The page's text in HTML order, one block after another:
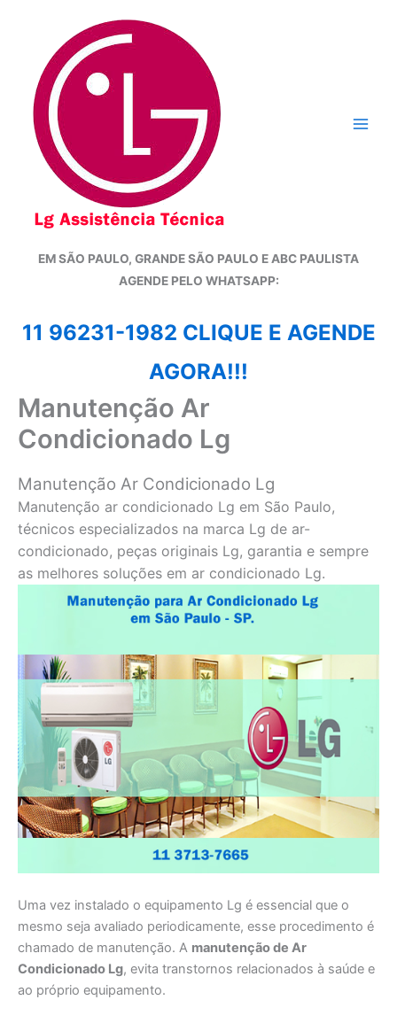
conteúdo
EM SÃO PAULO, GRANDE SÃO PAULO E ABC PAULISTA
AGENDE PELO WHATSAPP:
11 96231-1982 CLIQUE E AGENDE
AGORA!!!
Manutenção Ar
Condicionado Lg
Manutenção Ar Condicionado Lg
Manutenção ar condicionado Lg em São Paulo,
técnicos especializados na marca Lg de ar-
condicionado, peças originais Lg, garantia e sempre
as melhores soluções em ar condicionado Lg.
Uma vez instalado o equipamento Lg é essencial que o
mesmo seja avaliado periodicamente, esse procedimento é
chamado de manutenção. A manutenção de Ar
Condicionado Lg, evita transtornos relacionados à saúde e
ao próprio equipamento.